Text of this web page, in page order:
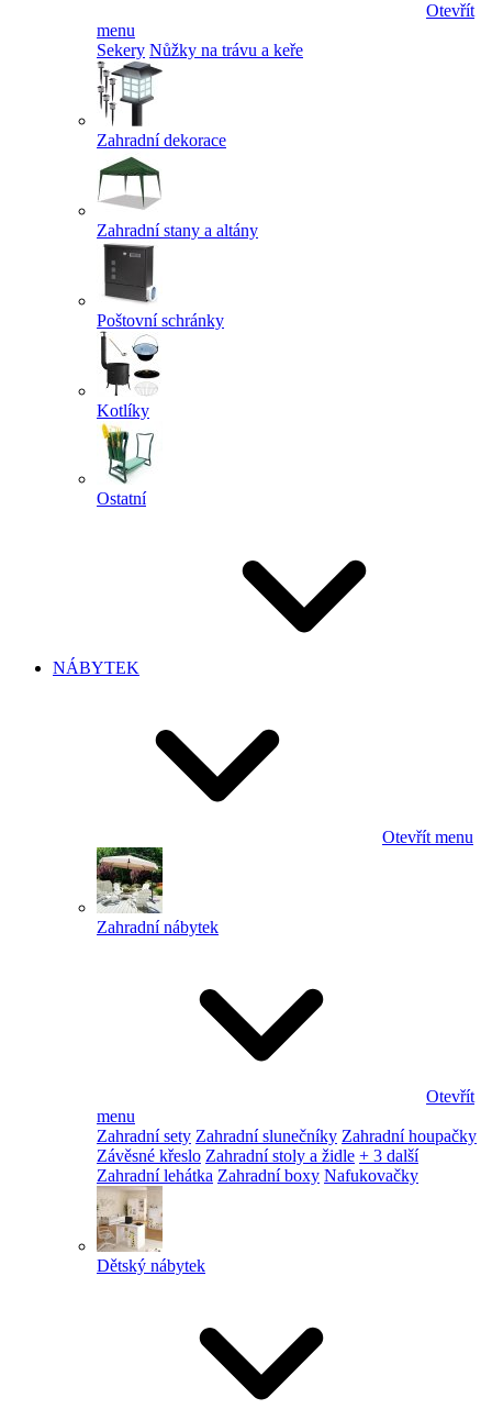
Otevřít
menu
Sekery Nůžky na trávu a keře
Zahradní dekorace
Zahradní stany a altány
Poštovní schránky
Kotlíky
Ostatní
NÁBYTEK
Otevřít menu
Zahradní nábytek
Otevřít
menu
Zahradní sety Zahradní slunečníky Zahradní houpačky
Závěsné křeslo Zahradní stoly a židle + 3 další
Zahradní lehátka Zahradní boxy Nafukovačky
Dětský nábytek